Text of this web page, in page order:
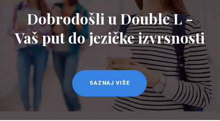
O NAMA
NAŠE USLUGE
ŠKOLA STRANIH
JEZIKA
PREVODILAČKI BIRO
KURSEVI
NOVOSTI
KONTAKT
Prevodilačke usluge
na 35 jezika
SAZNAJ VIŠE